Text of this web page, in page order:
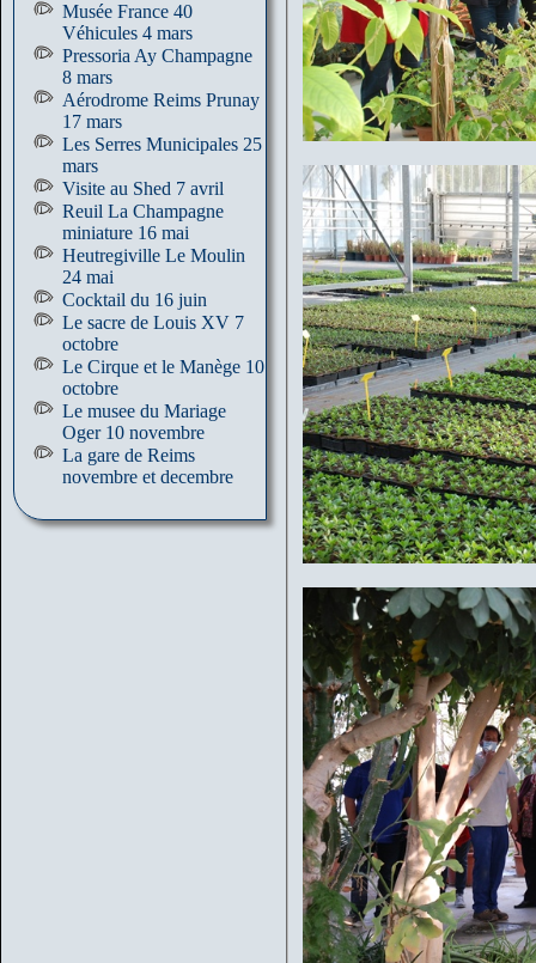
Musée France 40
Véhicules 4 mars
Pressoria Ay Champagne
8 mars
Aérodrome Reims Prunay
17 mars
Les Serres Municipales 25
mars
Visite au Shed 7 avril
Reuil La Champagne
miniature 16 mai
Heutregiville Le Moulin
24 mai
Cocktail du 16 juin
Le sacre de Louis XV 7
octobre
Le Cirque et le Manège 10
octobre
Le musee du Mariage
Oger 10 novembre
La gare de Reims
novembre et decembre